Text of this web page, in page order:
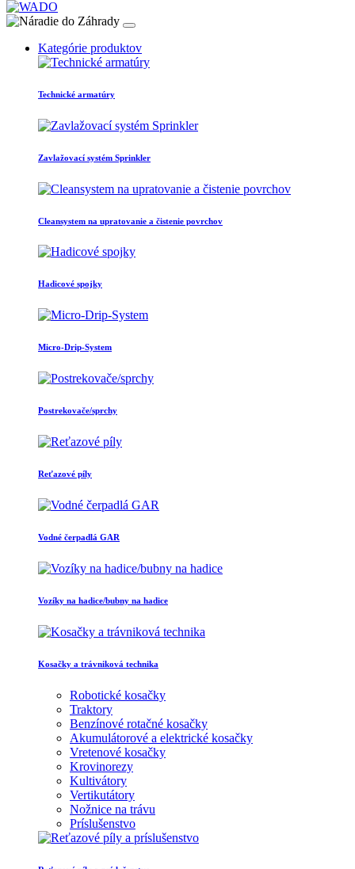
Kategórie produktov
Technické armatúry
Zavlažovací systém Sprinkler
Cleansystem na upratovanie a čistenie povrchov
Hadicové spojky
Micro-Drip-System
Postrekovače/sprchy
Reťazové píly
Vodné čerpadlá GAR
Vozíky na hadice/bubny na hadice
Kosačky a trávniková technika
Robotické kosačky
Traktory
Benzínové rotačné kosačky
Akumulátorové a elektrické kosačky
Vretenové kosačky
Krovinorezy
Kultivátory
Vertikutátory
Nožnice na trávu
Príslušenstvo